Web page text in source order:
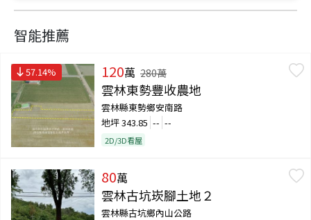
智能推薦
57.14% 120萬 280萬
雲林東勢豐收農地
雲林縣東勢鄉安南路
地坪343.85 -- --
2D/3D看屋
80萬
雲林古坑崁腳土地２
雲林縣古坑鄉內山公路